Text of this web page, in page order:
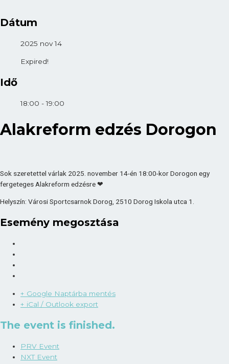
Dátum
2025 nov 14
Expired!
Idő
18:00 - 19:00
Alakreform edzés Dorogon
Sok szeretettel várlak 2025. november 14-én 18:00-kor Dorogon egy
fergeteges Alakreform edzésre ❤
Helyszín: Városi Sportcsarnok Dorog, 2510 Dorog Iskola utca 1.
Esemény megosztása
+ Google Naptárba mentés
+ iCal / Outlook export
The event is finished.
PRV Event
NXT Event